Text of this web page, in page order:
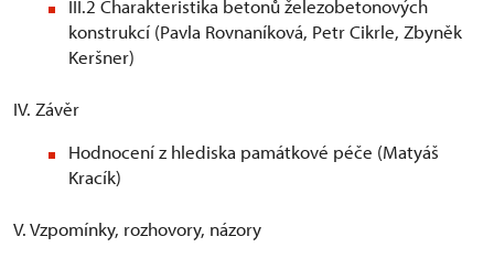
III.2 Charakteristika betonů železobetonových
konstrukcí (Pavla Rovnaníková, Petr Cikrle, Zbyněk
Keršner)
IV. Závěr
Hodnocení z hlediska památkové péče (Matyáš
Kracík)
V. Vzpomínky, rozhovory, názory